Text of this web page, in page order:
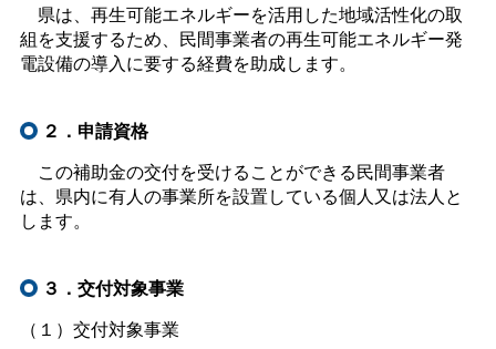
県は、再生可能エネルギーを活用した地域活性化の取
組を支援するため、民間事業者の再生可能エネルギー発
電設備の導入に要する経費を助成します。
２．申請資格
この補助金の交付を受けることができる民間事業者
は、県内に有人の事業所を設置している個人又は法人と
します。
３．交付対象事業
（１）交付対象事業